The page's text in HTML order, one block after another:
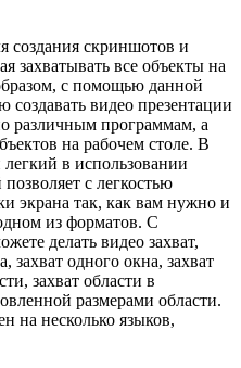
создания скриншотов и
захватывать все объекты на
с помощью данной
видео презентации
различным программам, а
на рабочем столе. В
в использовании
с легкостью
экрана так, как вам нужно и
из форматов. С
делать видео захват,
захват одного окна, захват
захват области в
размерами области.
на несколько языков,